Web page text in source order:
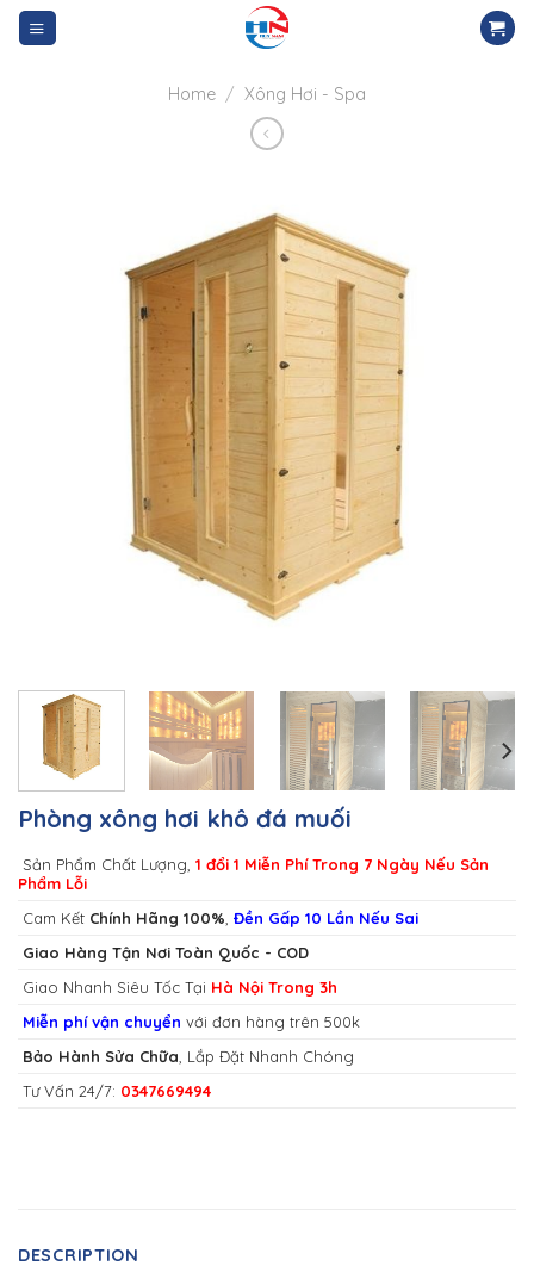
Skip
Home / Xông Hơi - Spa
Phòng xông hơi khô đá muối
Sản Phẩm Chất Lượng, 1 đổi 1 Miễn Phí Trong 7 Ngày Nếu Sản
Phẩm Lỗi
Cam Kết Chính Hãng 100% Đền Gấp 10 Lần Nếu Sai
Giao Hàng Tận Nơi Toàn Quốc - COD
Giao Nhanh Siêu Tốc Tại Hà Nội Trong 3h
Miễn phí vận chuyển với đơn hàng trên 500k
Bảo Hành Sửa Chữa , Lắp Đặt Nhanh Chóng
Tư Vấn 24/7: 0347669494
DESCRIPTION